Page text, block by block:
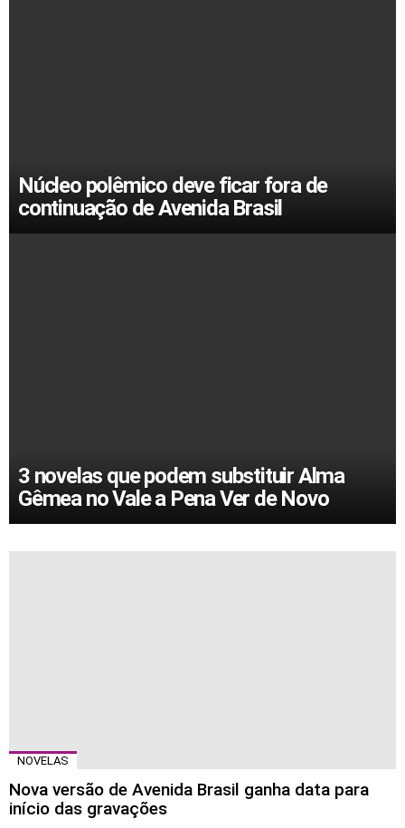
Núcleo polêmico deve ficar fora de
continuação de Avenida Brasil
3 novelas que podem substituir Alma
Gêmea no Vale a Pena Ver de Novo
NOVELAS
Nova versão de Avenida Brasil ganha data para
início das gravações